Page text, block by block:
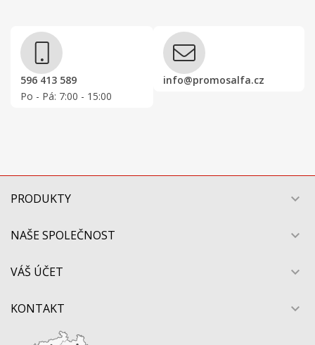
596 413 589
Po - Pá: 7:00 - 15:00
info@promosalfa.cz
PRODUKTY 
NAŠE SPOLEČNOST 
VÁŠ ÚČET 
KONTAKT 